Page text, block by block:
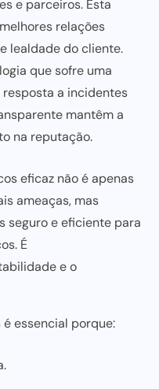
e parceiros. Esta
relações
lealdade do cliente.
que sofre uma
resposta a incidentes
mantêm a
na reputação.
eficaz não é apenas
ameaças, mas
seguro e eficiente para
É
e o
essencial porque: